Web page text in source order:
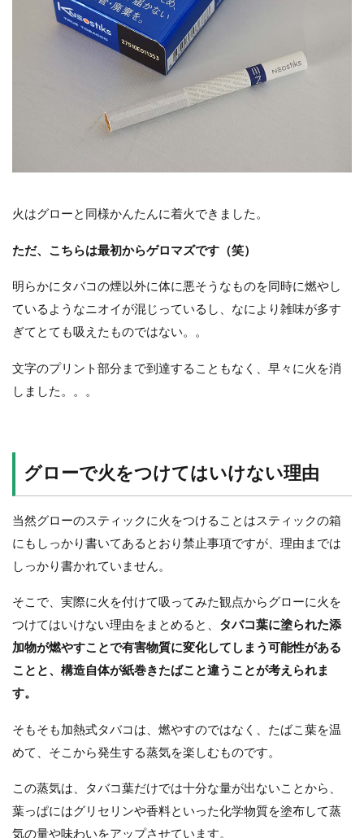
火はグローと同様かんたんに着火できました。
ただ、こちらは最初からゲロマズです（笑）
明らかにタバコの煙以外に体に悪そうなものを同時に燃やし
ているようなニオイが混じっているし、なにより雑味が多す
ぎてとても吸えたものではない。。
文字のプリント部分まで到達することもなく、早々に火を消
しました。。。
グローで火をつけてはいけない理由
当然グローのスティックに火をつけることはスティックの箱
にもしっかり書いてあるとおり禁止事項ですが、理由までは
しっかり書かれていません。
そこで、実際に火を付けて吸ってみた観点からグローに火を
つけてはいけない理由をまとめると、 タバコ葉に塗られた添
加物が燃やすことで有害物質に変化してしまう可能性がある
ことと、構造自体が紙巻きたばこと違うことが考えられま
す。
そもそも加熱式タバコは、燃やすのではなく、たばこ葉を温
めて、そこから発生する蒸気を楽しむものです。
この蒸気は、タバコ葉だけでは十分な量が出ないことから、
葉っぱにはグリセリンや香料といった化学物質を塗布して蒸
気の量や味わいをアップさせています。